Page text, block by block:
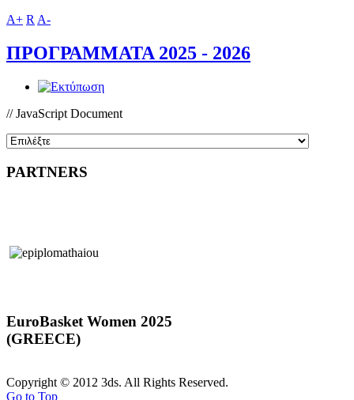
A+ R A-
ΠΡΟΓΡΑΜΜΑΤΑ 2025 - 2026
// JavaScript Document
PARTNERS
EuroBasket Women 2025
(GREECE)
Copyright © 2012 3ds. All Rights Reserved.
Go to Top